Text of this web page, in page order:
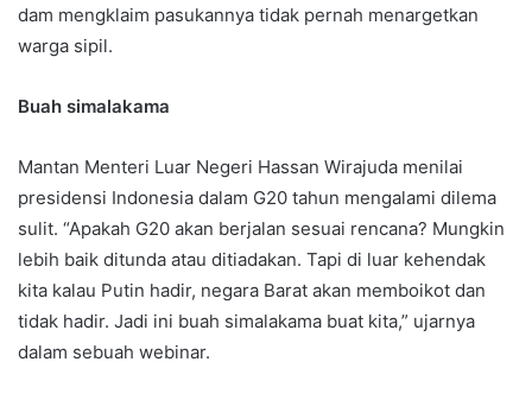
dam mengklaim pasukannya tidak pernah menargetkan
warga sipil.
Buah simalakama
Mantan Menteri Luar Negeri Hassan Wirajuda menilai
presidensi Indonesia dalam G20 tahun mengalami dilema
sulit. “Apakah G20 akan berjalan sesuai rencana? Mungkin
lebih baik ditunda atau ditiadakan. Tapi di luar kehendak
kita kalau Putin hadir, negara Barat akan memboikot dan
tidak hadir. Jadi ini buah simalakama buat kita,” ujarnya
dalam sebuah webinar.